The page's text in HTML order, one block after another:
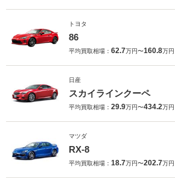
トヨタ
86
平均買取相場： 62.7万円〜160.8万円
日産
スカイラインクーペ
平均買取相場： 29.9万円〜434.2万円
マツダ
RX-8
平均買取相場： 18.7万円〜202.7万円